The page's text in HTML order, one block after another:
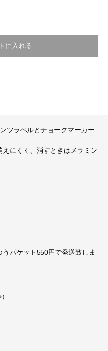
に入れる
ツラベルとチョークマーカー
にくく、消すときはメラミン
パケット550円で発送致しま